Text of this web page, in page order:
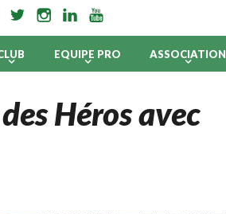
EQUIPE PRO ASSOCIATION
Héros avec